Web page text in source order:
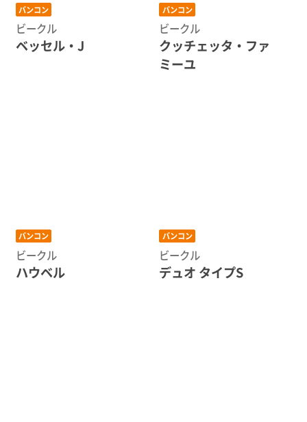
バンコン
ビークル
ベッセル・J
バンコン
ビークル
クッチェッタ・ファ
ミーユ
バンコン
ビークル
ハウベル
バンコン
ビークル
デュオ タイプS